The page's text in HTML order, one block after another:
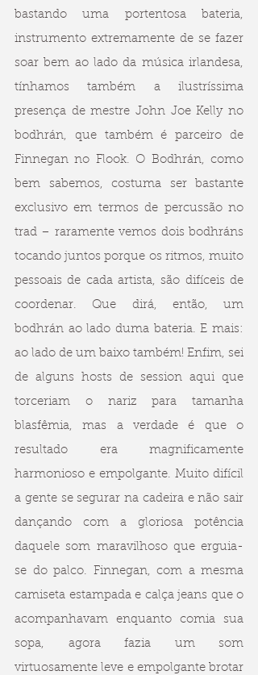
bastando uma portentosa bateria,
instrumento extremamente de se fazer
soar bem ao lado da música irlandesa,
tínhamos também a ilustríssima
presença de mestre John Joe Kelly no
bodhrán, que também é parceiro de
Finnegan no Flook. O Bodhrán, como
bem sabemos, costuma ser bastante
exclusivo em termos de percussão no
trad – raramente vemos dois bodhráns
tocando juntos porque os ritmos, muito
pessoais de cada artista, são difíceis de
coordenar. Que dirá, então, um
bodhrán ao lado duma bateria. E mais:
ao lado de um baixo também! Enfim, sei
de alguns hosts de session aqui que
torceriam o nariz para tamanha
blasfêmia, mas a verdade é que o
resultado era magnificamente
harmonioso e empolgante. Muito difícil
a gente se segurar na cadeira e não sair
dançando com a gloriosa potência
daquele som maravilhoso que erguia-
se do palco. Finnegan, com a mesma
camiseta estampada e calça jeans que o
acompanhavam enquanto comia sua
sopa, agora fazia um som
virtuosamente leve e empolgante brotar